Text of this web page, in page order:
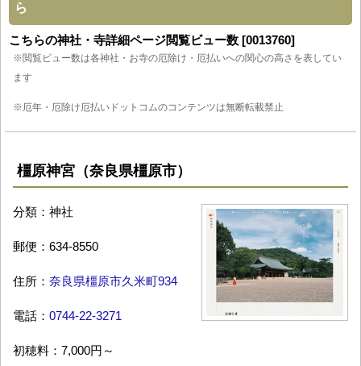
ら
こちらの神社・寺詳細ページ閲覧ビュー数 [0013760]
※閲覧ビュー数は各神社・お寺の厄除け・厄払いへの関心の高さを表してい
ます
※厄年・厄除け厄払いドットコムのコンテンツは無断転載禁止
橿原神宮（奈良県橿原市）
分類：神社
郵便：634-8550
住所： 奈良県橿原市久米町934
電話： 0744-22-3271
初穂料：7,000円～